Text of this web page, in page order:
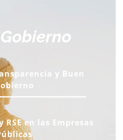
y Buen
en las Empresas